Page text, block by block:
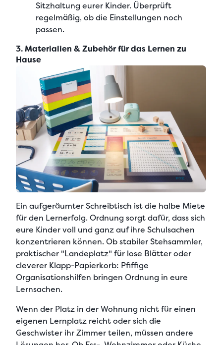
Sitzhaltung eurer Kinder. Überprüft
regelmäßig, ob die Einstellungen noch
passen.
3. Materialien & Zubehör für das Lernen zu
Hause
Ein aufgeräumter Schreibtisch ist die halbe Miete
für den Lernerfolg. Ordnung sorgt dafür, dass sich
eure Kinder voll und ganz auf ihre Schulsachen
konzentrieren können. Ob stabiler Stehsammler,
praktischer "Landeplatz" für lose Blätter oder
cleverer Klapp-Papierkorb: Pfiffige
Organisationshilfen bringen Ordnung in eure
Lernsachen.
Wenn der Platz in der Wohnung nicht für einen
eigenen Lernplatz reichtoder sich die
Geschwister ihr Zimmer teilen, müssen andere